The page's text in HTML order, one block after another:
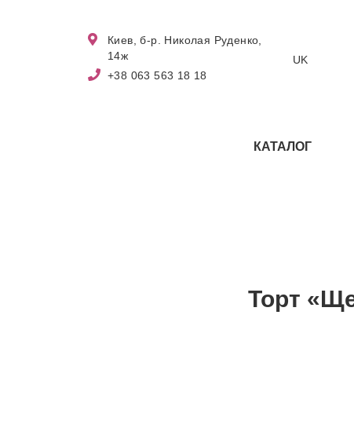
Киев, б-р. Николая Руденко,
14ж
+38 063 563 18 18
UK
КАТАЛОГ
Торт